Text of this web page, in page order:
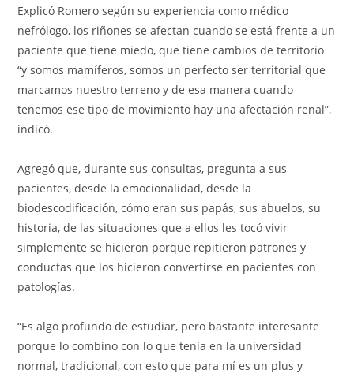
Explicó Romero según su experiencia como médico
nefrólogo, los riñones se afectan cuando se está frente a un
paciente que tiene miedo, que tiene cambios de territorio
“y somos mamíferos, somos un perfecto ser territorial que
marcamos nuestro terreno y de esa manera cuando
tenemos ese tipo de movimiento hay una afectación renal”,
indicó.
Agregó que, durante sus consultas, pregunta a sus
pacientes, desde la emocionalidad, desde la
biodescodificación, cómo eran sus papás, sus abuelos, su
historia, de las situaciones que a ellos les tocó vivir
simplemente se hicieron porque repitieron patrones y
conductas que los hicieron convertirse en pacientes con
patologías.
“Es algo profundo de estudiar, pero bastante interesante
porque lo combino con lo que tenía en la universidad
normal, tradicional, con esto que para mí es un plus y